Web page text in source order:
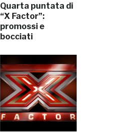
Quarta puntata di
“X Factor”:
promossi e
bocciati